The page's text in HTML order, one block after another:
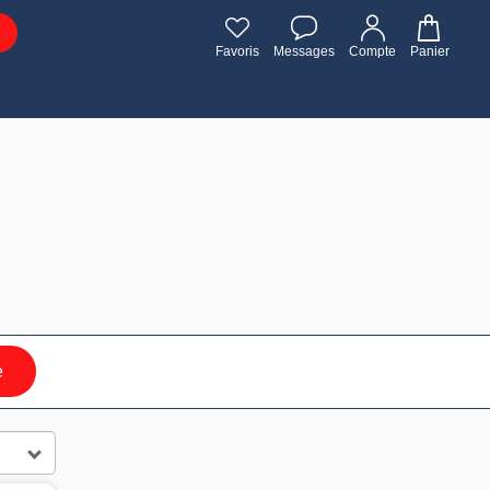
Favoris Messages Compte Panier